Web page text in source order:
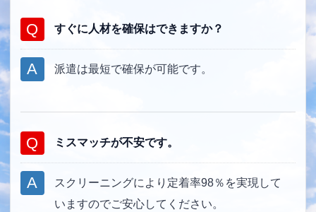
すぐに人材を確保はできますか？
派遣は最短で確保が可能です。
ミスマッチが不安です。
スクリーニングにより定着率98％を実現して
いますのでご安心してください。